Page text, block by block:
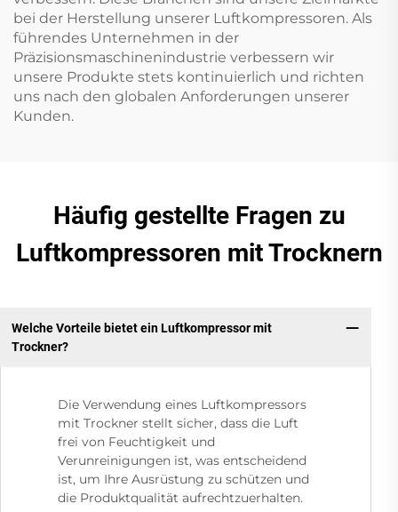
bei der Herstellung unserer Luftkompressoren. Als
führendes Unternehmen in der
Präzisionsmaschinenindustrie verbessern wir
unsere Produkte stets kontinuierlich und richten
uns nach den globalen Anforderungen unserer
Kunden.
Häufig gestellte Fragen zu
Luftkompressoren mit Trocknern
Welche Vorteile bietet ein Luftkompressor mit
Trockner?
Die Verwendung eines Luftkompressors
mit Trockner stellt sicher, dass die Luft
frei von Feuchtigkeit und
Verunreinigungen ist, was entscheidend
ist, um Ihre Ausrüstung zu schützen und
die Produktqualität aufrechtzuerhalten.